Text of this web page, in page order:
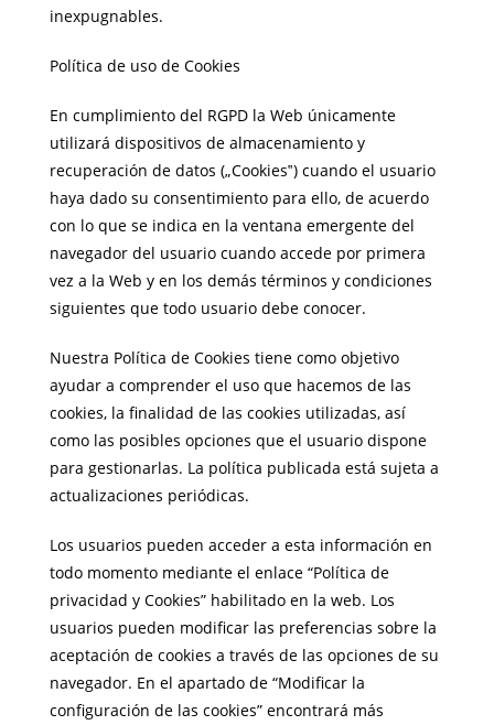
inexpugnables.
Política de uso de Cookies
En cumplimiento del RGPD la Web únicamente
utilizará dispositivos de almacenamiento y
recuperación de datos („Cookies‟) cuando el usuario
haya dado su consentimiento para ello, de acuerdo
con lo que se indica en la ventana emergente del
navegador del usuario cuando accede por primera
vez a la Web y en los demás términos y condiciones
siguientes que todo usuario debe conocer.
Nuestra Política de Cookies tiene como objetivo
ayudar a comprender el uso que hacemos de las
cookies, la finalidad de las cookies utilizadas, así
como las posibles opciones que el usuario dispone
para gestionarlas. La política publicada está sujeta a
actualizaciones periódicas.
Los usuarios pueden acceder a esta información en
todo momento mediante el enlace “Política de
privacidad y Cookies” habilitado en la web. Los
usuarios pueden modificar las preferencias sobre la
aceptación de cookies a través de las opciones de su
navegador. En el apartado de “Modificar la
configuración de las cookies” encontrará más